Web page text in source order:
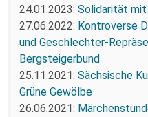
24.01.2023: Solidarität mit
27.06.2022: Kontroverse
und Geschlechter-
Bergsteigerbund
25.11.2021: Sächsische
Grüne Gewölbe
26.06.2021: